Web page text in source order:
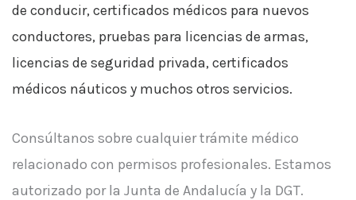
de conducir, certificados médicos para nuevos
conductores, pruebas para licencias de armas,
licencias de seguridad privada, certificados
médicos náuticos y muchos otros servicios.
Consúltanos sobre cualquier trámite médico
relacionado con permisos profesionales. Estamos
autorizado por la Junta de Andalucía y la DGT.